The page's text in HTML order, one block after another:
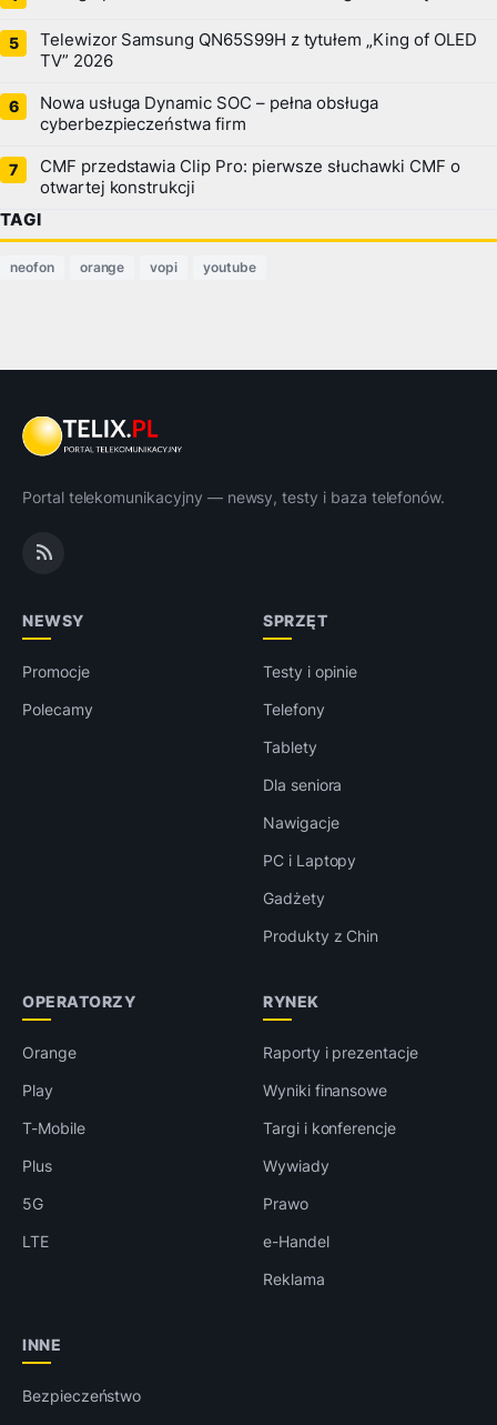
Telewizor Samsung QN65S99H z tytułem „King of OLED
TV” 2026
Nowa usługa Dynamic SOC – pełna obsługa
cyberbezpieczeństwa firm
CMF przedstawia Clip Pro: pierwsze słuchawki CMF o
otwartej konstrukcji
TAGI
neofon orange vopi youtube
Portal telekomunikacyjny — newsy, testy i baza telefonów.
NEWSY
Promocje
Polecamy
SPRZĘT
Testy i opinie
Telefony
Tablety
Dla seniora
Nawigacje
PC i Laptopy
Gadżety
Produkty z Chin
OPERATORZY
Orange
Play
T-Mobile
Plus
5G
LTE
RYNEK
Raporty i prezentacje
Wyniki finansowe
Targi i konferencje
Wywiady
Prawo
e-Handel
Reklama
INNE
Bezpieczeństwo